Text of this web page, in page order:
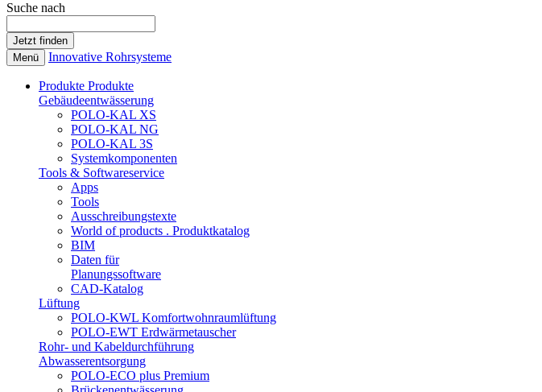
Suche nach
Menü Innovative Rohrsysteme
Produkte Produkte
Gebäudeentwässerung
POLO-KAL XS
POLO-KAL NG
POLO-KAL 3S
Systemkomponenten
Tools & Softwareservice
Apps
Tools
Ausschreibungstexte
World of products . Produktkatalog
BIM
Daten für
Planungssoftware
CAD-Katalog
Lüftung
POLO-KWL Komfortwohnraumlüftung
POLO-EWT Erdwärmetauscher
Rohr- und Kabeldurchführung
Abwasserentsorgung
POLO-ECO plus Premium